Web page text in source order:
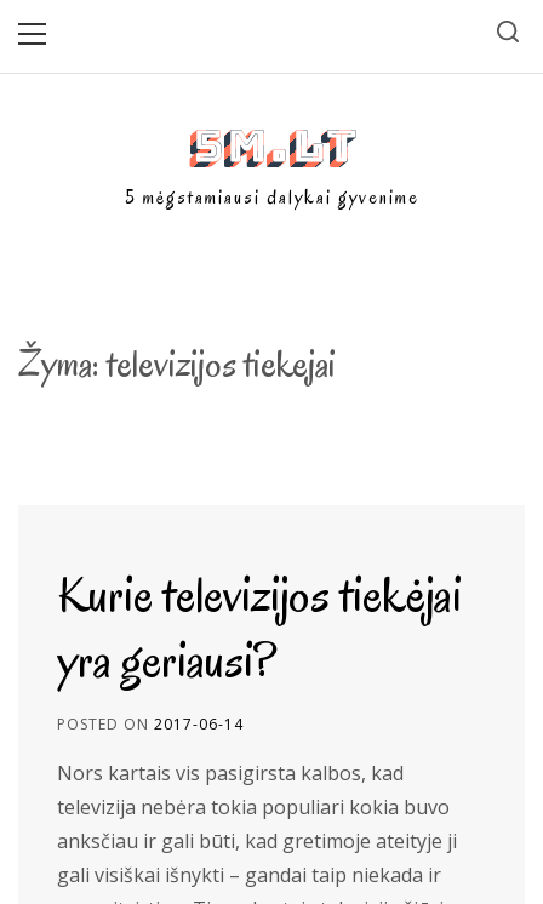
5m.lt
5 mėgstamiausi dalykai gyvenime
Žyma:televizijos tiekejai
Kurie televizijos tiekėjai
yra geriausi?
POSTED ON 2017-06-14
Nors kartais vis pasigirsta kalbos, kad
televizija nebėra tokia populiari kokia buvo
anksčiau ir gali būti, kad gretimoje ateityje ji
gali visiškai išnykti – gandai taip niekada ir